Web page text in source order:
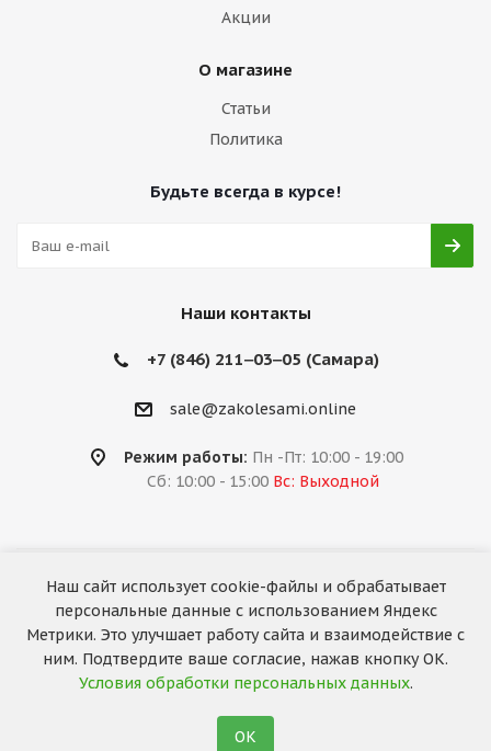
Акции
О магазине
Статьи
Политика
Будьте всегда в курсе!
Наши контакты
+7 (846) 211‒03‒05 (Самара)
sale@zakolesami.online
Режим работы: Пн -Пт: 10:00 - 19:00
Сб: 10:00 - 15:00 Вс: Выходной
2026 © «За колёсами.Online»
Запуск сайта —RuMaster
Наш сайт использует cookie-файлы и обрабатывает
персональные данные с использованием Яндекс
Метрики. Это улучшает работу сайта и взаимодействие с
ним. Подтвердите ваше согласие, нажав кнопку ОК.
Условия обработки персональных данных.
ОК